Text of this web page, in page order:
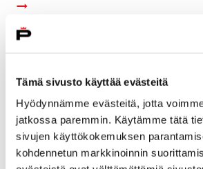
Tämä sivusto käyttää evästeitä
Hyödynnämme evästeitä, jotta
jatkossa paremmin. Käytämme tätä
sivujen käyttökokemuksen
kohdennetun markkinoinnin